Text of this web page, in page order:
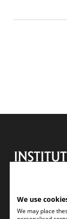
We use
We may place